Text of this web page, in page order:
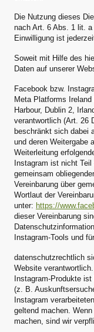
Die Nutzung dieses
nach Art. 6 Abs. 1 lit.
Einwilligung ist
Soweit mit Hilfe des
Daten auf unserer
Facebook bzw.
Meta Platforms
Harbour, Dublin 2,
verantwortlich (Art. 26
beschränkt sich dabei
und deren Weitergabe
Weiterleitung
Instagram ist nicht Teil
gemeinsam
Vereinbarung über
Wortlaut der
unter: https://
dieser Vereinbarung
Instagram-Tools und
datenschutzrechtlich
Website
Instagram-Produkte
(z. B.
Instagram
geltend machen.
machen, sind wir